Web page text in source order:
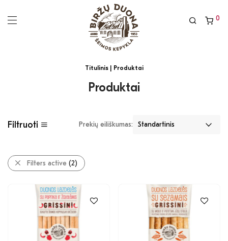
0
Titulinis | Produktai
Produktai
Filtruoti Prekių eiliškumas:
Filters active (2)